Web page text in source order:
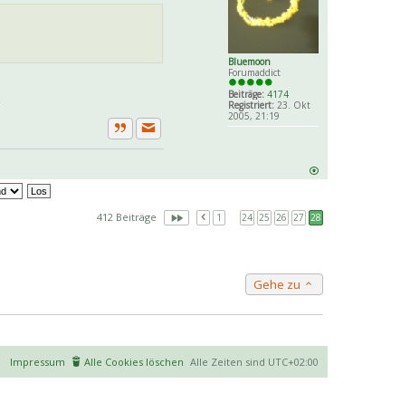
Bluemoon
Forumaddict
Beiträge: 4174
Registriert: 23. Okt
2005, 21:19
ZitatPrivate Nachricht senden
412 Beiträge 1 24 25 26 27 28
Gehe zu
Alle Zeiten sind UTC+02:00
Alle Cookies löschen
Impressum